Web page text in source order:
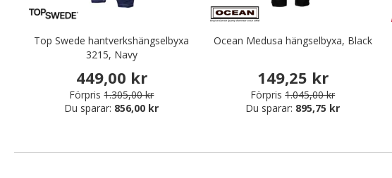
Top Swede hantverkshängselbyxa
3215, Navy
449,00 kr
Förpris 1.305,00 kr
Du sparar: 856,00 kr
Ocean Medusa hängselbyxa, Black
149,25 kr
Förpris 1.045,00 kr
Du sparar: 895,75 kr